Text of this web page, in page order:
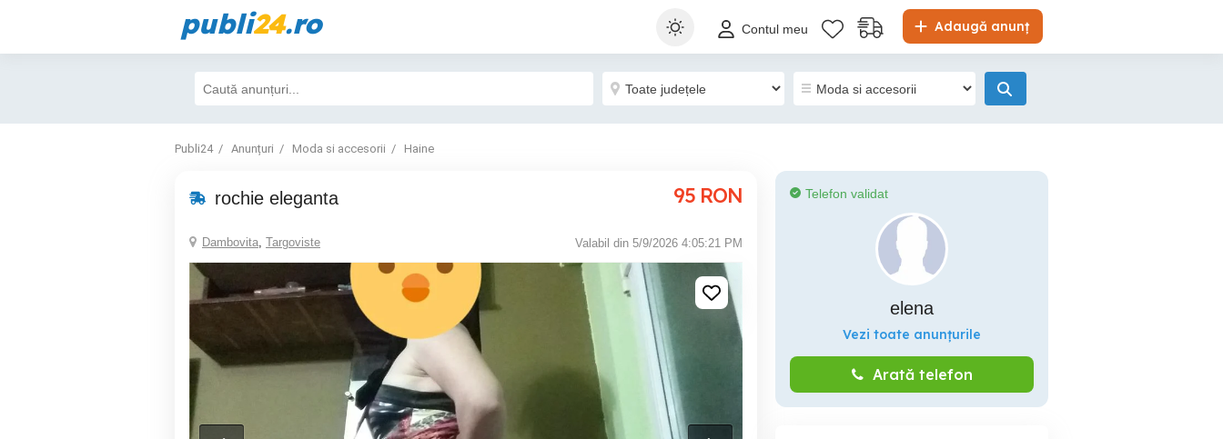
publi24.ro Adaugă anunț
Contul meu
Publi24 Anunțuri Moda si accesorii Haine
rochie eleganta 95 RON
Dambovita, Targoviste Valabil din 5/9/2026 4:05:21 PM
Telefon validat
elena
Vezi toate anunțurile
Arată telefon